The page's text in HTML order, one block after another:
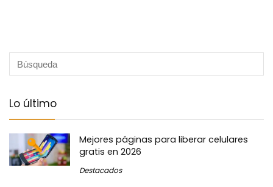
Lo último
Mejores páginas para liberar celulares
gratis en 2026
Destacados